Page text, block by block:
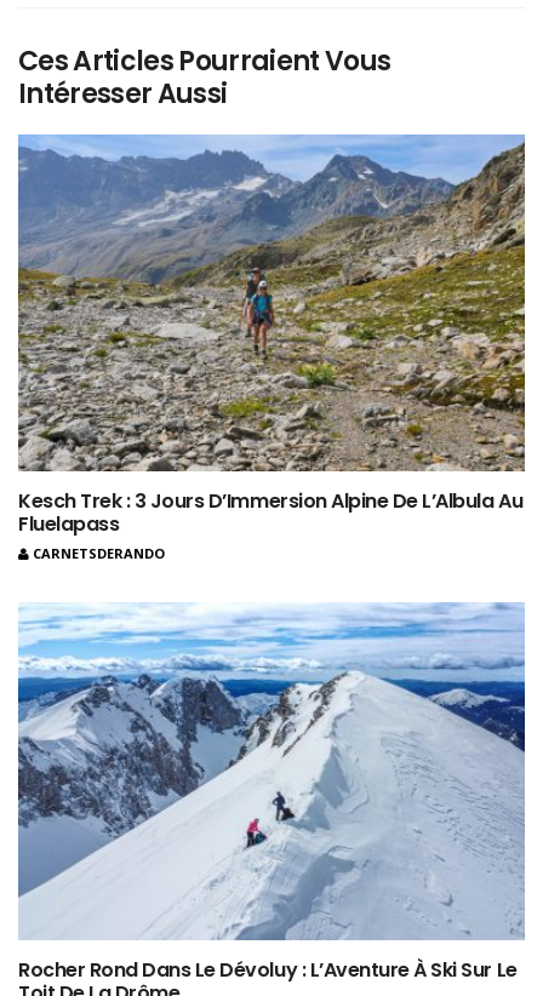
Ces Articles Pourraient Vous
Intéresser Aussi
Kesch Trek : 3 Jours D’Immersion Alpine De L’Albula Au
Fluelapass
CARNETSDERANDO
Rocher Rond Dans Le Dévoluy : L’Aventure À Ski Sur Le